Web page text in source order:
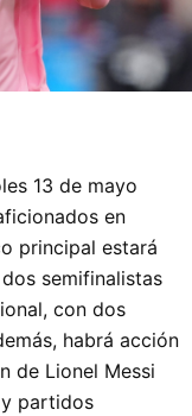
13 de mayo
en
principal estará
semifinalistas
con dos
habrá acción
de Lionel Messi
partidos